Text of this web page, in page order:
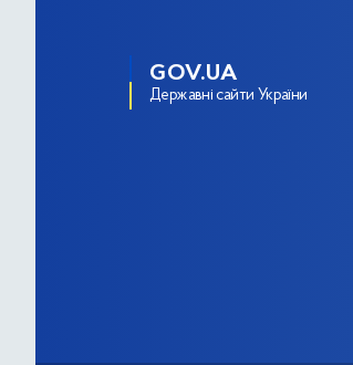
GOV.UA
Державні сайти України